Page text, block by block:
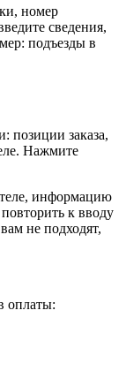
номер
сведения,
подъезды в
позиции заказа,
Нажмите
информацию
к вводу
не подходят,
оплаты: